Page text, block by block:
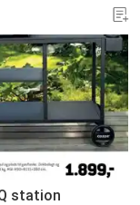
station